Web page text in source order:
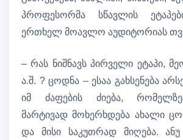
პროფესორმა სწავლის
ერთხელ მოავლო აუდიტორიას
– რას ნიშნავს პირველი ეტაპი,
ა.შ. ? ცოდნა – ესაა გახსენება
იმ ძაფების ძიება,
მარტივად მოხერხდება ახალი
და მისი საკუთრად მიღება.